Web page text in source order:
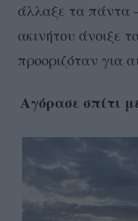
άλλαξε τα πάντα
ακινήτου άνοιξε
προοριζόταν για
Αγόρασε σπίτι